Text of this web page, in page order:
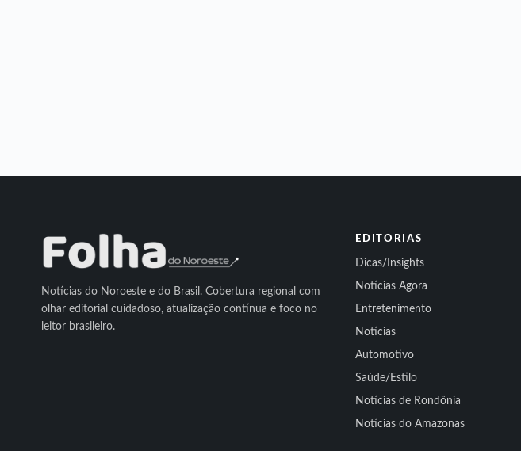
Notícias do Noroeste e do Brasil. Cobertura regional com
olhar editorial cuidadoso, atualização contínua e foco no
leitor brasileiro.
EDITORIAS
Dicas/Insights
Notícias Agora
Entretenimento
Notícias
Automotivo
Saúde/Estilo
Notícias de Rondônia
Notícias do Amazonas